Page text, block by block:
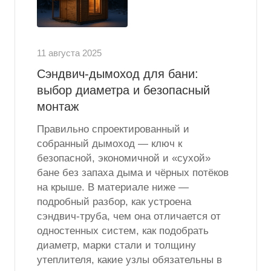
11 августа 2025
Сэндвич-дымоход для бани:
выбор диаметра и безопасный
монтаж
Правильно спроектированный и
собранный дымоход — ключ к
безопасной, экономичной и «сухой»
бане без запаха дыма и чёрных потёков
на крыше. В материале ниже —
подробный разбор, как устроена
сэндвич-труба, чем она отличается от
одностенных систем, как подобрать
диаметр, марки стали и толщину
утеплителя, какие узлы обязательны в